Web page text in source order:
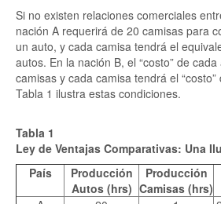
Si no existen relaciones comerciales
nación A requerirá de 20 camisas para
un auto, y cada camisa tendrá el
autos. En la nación B, el “costo” de
camisas y cada camisa tendrá el
Tabla 1 ilustra estas condiciones.
Tabla 1
Ley de Ventajas Comparativas: Una
País
Producción
Autos (hrs)
Producción
Camisas (hrs)